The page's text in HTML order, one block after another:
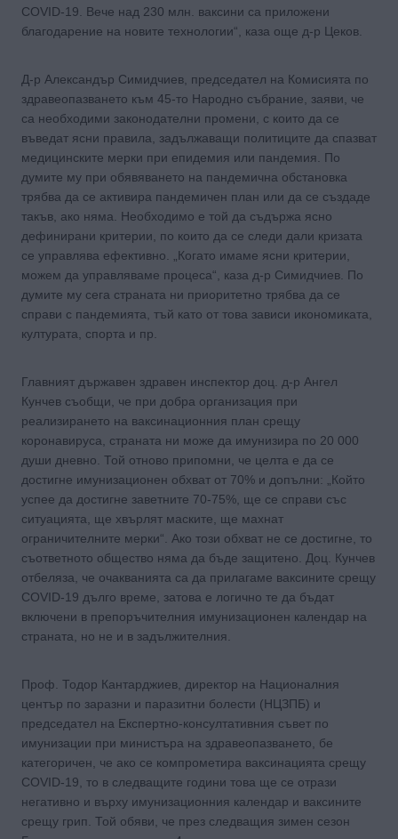
COVID-19. Вече над 230 млн. ваксини са приложени
благодарение на новите технологии“, каза още д-р Цеков.
Д-р Александър Симидчиев, председател на Комисията по
здравеопазването към 45-то Народно събрание, заяви, че
са необходими законодателни промени, с които да се
въведат ясни правила, задължаващи политиците да спазват
медицинските мерки при епидемия или пандемия. По
думите му при обявяването на пандемична обстановка
трябва да се активира пандемичен план или да се създаде
такъв, ако няма. Необходимо е той да съдържа ясно
дефинирани критерии, по които да се следи дали кризата
се управлява ефективно. „Когато имаме ясни критерии,
можем да управляваме процеса“, каза д-р Симидчиев. По
думите му сега страната ни приоритетно трябва да се
справи с пандемията, тъй като от това зависи икономиката,
културата, спорта и пр.
Главният държавен здравен инспектор доц. д-р Ангел
Кунчев съобщи, че при добра организация при
реализирането на ваксинационния план срещу
коронавируса, страната ни може да имунизира по 20 000
души дневно. Той отново припомни, че целта е да се
достигне имунизационен обхват от 70% и допълни: „Който
успее да достигне заветните 70-75%, ще се справи със
ситуацията, ще хвърлят маските, ще махнат
ограничителните мерки“. Ако този обхват не се достигне, то
съответното общество няма да бъде защитено. Доц. Кунчев
отбеляза, че очакванията са да прилагаме ваксините срещу
COVID-19 дълго време, затова е логично те да бъдат
включени в препоръчителния имунизационен календар на
страната, но не и в задължителния.
Проф. Тодор Кантарджиев, директор на Националния
център по заразни и паразитни болести (НЦЗПБ) и
председател на Експертно-консултативния съвет по
имунизации при министъра на здравеопазването, бе
категоричен, че ако се компрометира ваксинацията срещу
COVID-19, то в следващите години това ще се отрази
негативно и върху имунизационния календар и ваксините
срещу грип. Той обяви, че през следващия зимен сезон